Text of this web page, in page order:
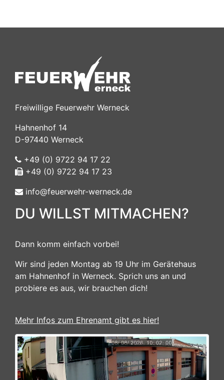
Freiwillige Feuerwehr Werneck
Hahnenhof 14
D-97440 Werneck
+49 (0) 9722 94 17 22
+49 (0) 9722 94 17 23
info@feuerwehr-werneck.de
DU WILLST MITMACHEN?
Dann komm einfach vorbei!
Wir sind jeden Montag ab 19 Uhr im Gerätehaus
am Hahnenhof in Werneck. Sprich uns an und
probiere es aus, wir brauchen dich!
Mehr Infos zum Ehrenamt gibt es hier!